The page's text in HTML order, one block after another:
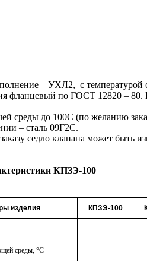
– УХЛ2, с
фланцевый по ГОСТ 12820 – 80.
среды до 100С (по желанию
– сталь 09Г2С.
седло клапана может быть
КПЗЭ-100
изделия КПЗЭ-100
среды, °C